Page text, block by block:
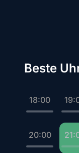
Beste
18:00
20:00